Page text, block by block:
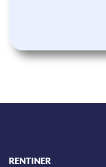
RENTINER